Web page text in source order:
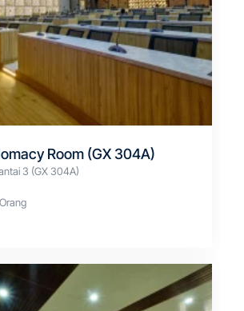
Room (GX 304A)
3 (GX 304A)